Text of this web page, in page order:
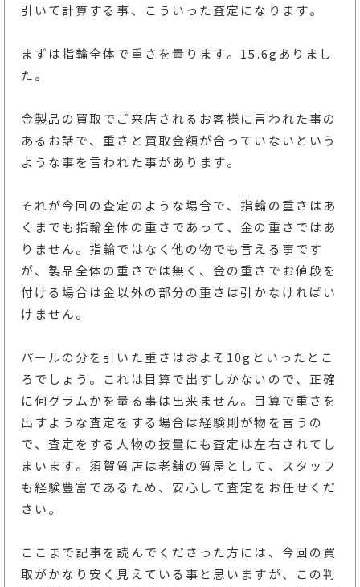
引いて計算する事、こういった査定になります。
まずは指輪全体で重さを量ります。15.6gありまし
た。
金製品の買取でご来店されるお客様に言われた事の
あるお話で、重さと買取金額が合っていないという
ような事を言われた事があります。
それが今回の査定のような場合で、指輪の重さはあ
くまでも指輪全体の重さであって、金の重さではあ
りません。指輪ではなく他の物でも言える事です
が、製品全体の重さでは無く、金の重さでお値段を
付ける場合は金以外の部分の重さは引かなければい
けません。
パールの分を引いた重さはおよそ10gといったとこ
ろでしょう。これは目算で出すしかないので、正確
に何グラムかを量る事は出来ません。目算で重さを
出すような査定をする場合は経験則が物を言うの
で、査定をする人物の技量にも査定は左右されてし
まいます。須賀質店は老舗の質屋として、スタッフ
も経験豊富であるため、安心して査定をお任せくだ
さい。
ここまで記事を読んでくださった方には、今回の買
取がかなり安く見えている事と思いますが、この判